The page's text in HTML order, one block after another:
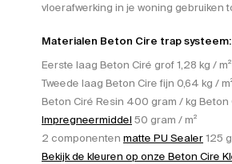
vloerafwerking in je woning gebruiken
Materialen Beton Cire trap systeem:
Eerste laag Beton Ciré grof 1,28 kg /
Tweede laag Beton Cire fijn 0,64 kg /
Beton Ciré Resin 400 gram / kg Beton
Impregneermiddel 50 gram / m²
2 componenten matte PU Sealer125
Bekijk de kleuren op onze Beton Cire